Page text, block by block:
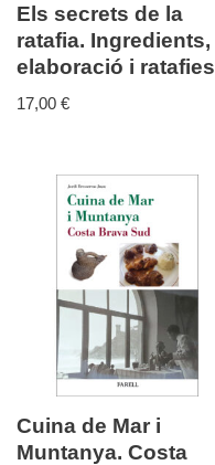
Els secrets de la
ratafia. Ingredients,
elaboració i ratafies
17,00 €
Cuina de Mar i
Muntanya. Costa